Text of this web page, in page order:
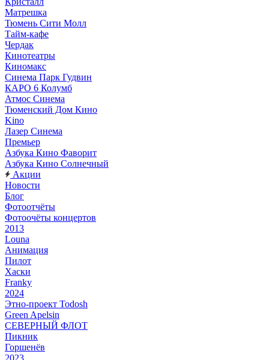
Матрешка
Тюмень Сити Молл
Тайм-кафе
Чердак
Кинотеатры
Киномакс
Синема Парк Гудвин
КАРО 6 Колумб
Атмос Синема
Тюменский Дом Кино
Kino
Лазер Синема
Премьер
Азбука Кино Фаворит
Азбука Кино Солнечный
Акции
Новости
Блог
Фотоотчёты
Фотоочёты концертов
2013
Louna
Анимация
Пилот
Хаски
Franky
2024
Этно-проект Todosh
Green Apelsin
СЕВЕРНЫЙ ФЛОТ
Пикник
Горшенёв
2023